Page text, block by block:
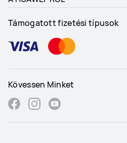
Támogatott fizetési típusok
Kövessen Minket